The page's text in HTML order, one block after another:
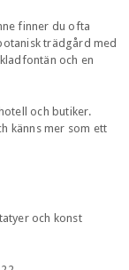
finner du ofta
trädgård med
och en
och butiker.
känns mer som ett
och konst